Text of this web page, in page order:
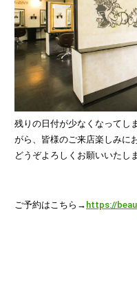
残りの日付が少なくなってし
がら、皆様のご来店楽しみに
どうぞよろしくお願いいたし
ご予約はこちら→ https://